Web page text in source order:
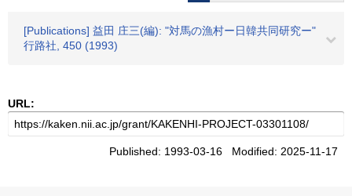
[Publications] 益田 庄三(編): "対馬の漁村ー日韓共同研究ー"
行路社, 450 (1993)
URL:
Published: 1993-03-16 Modified: 2025-11-17